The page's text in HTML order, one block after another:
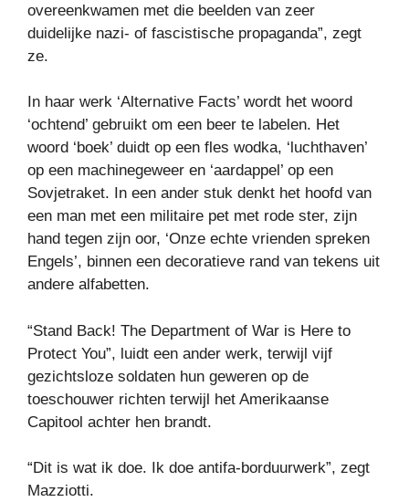
overeenkwamen met die beelden van zeer
duidelijke nazi- of fascistische propaganda”, zegt
ze.
In haar werk ‘Alternative Facts’ wordt het woord
‘ochtend’ gebruikt om een ​​beer te labelen. Het
woord ‘boek’ duidt op een fles wodka, ‘luchthaven’
op een machinegeweer en ‘aardappel’ op een
Sovjetraket. In een ander stuk denkt het hoofd van
een man met een militaire pet met rode ster, zijn
hand tegen zijn oor, ‘Onze echte vrienden spreken
Engels’, binnen een decoratieve rand van tekens uit
andere alfabetten.
“Stand Back! The Department of War is Here to
Protect You”, luidt een ander werk, terwijl vijf
gezichtsloze soldaten hun geweren op de
toeschouwer richten terwijl het Amerikaanse
Capitool achter hen brandt.
“Dit is wat ik doe. Ik doe antifa-borduurwerk”, zegt
Mazziotti.